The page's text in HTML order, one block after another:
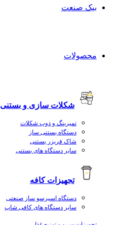
بیک صنعت
محصولات
شکلات سازی و بستنی
تمپرینگ و ذوب شکلات
دستگاه بستنی ساز
شاک فریزر بستنی
سایر دستگاه های بستنی
تجهیزات کافه
دستگاه اسپرسو ساز صنعتی
سایر دستگاه های کافی شاپ